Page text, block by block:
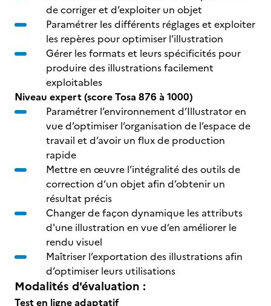
de corriger et d’exploiter un objet
Paramétrer les différents réglages et exploiter
les repères pour optimiser l’illustration
Gérer les formats et leurs spécificités pour
produire des illustrations facilement
exploitables
Niveau expert (score Tosa 876 à 1000)
Paramétrer l’environnement d’Illustrator en
vue d’optimiser l’organisation de l’espace de
travail et d’avoir un flux de production
rapide
Mettre en œuvre l’intégralité des outils de
correction d’un objet afin d’obtenir un
résultat précis
Changer de façon dynamique les attributs
d'une illustration en vue d’en améliorer le
rendu visuel
Maîtriser l’exportation des illustrations afin
d’optimiser leurs utilisations
Modalités d'évaluation :
Test en ligne adaptatif